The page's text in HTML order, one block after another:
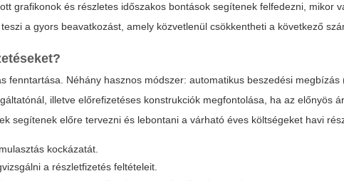
grafikonok és részletes időszakos bontások segítenek felfedezni, mikor
a gyors beavatkozást, amely közvetlenül csökkentheti a következő
fenntartása. Néhány hasznos módszer: automatikus beszedési megbízás
illetve előrefizetéses konstrukciók megfontolása, ha az előnyös
segítenek előre tervezni és lebontani a várható éves költségeket havi
kockázatát.
a részletfizetés feltételeit.